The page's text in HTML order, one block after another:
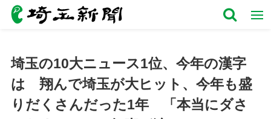
埼玉の10大ニュース1位、今年の漢字
は 翔んで埼玉が大ヒット、今年も盛
りだくさんだった1年 「本当にダさ